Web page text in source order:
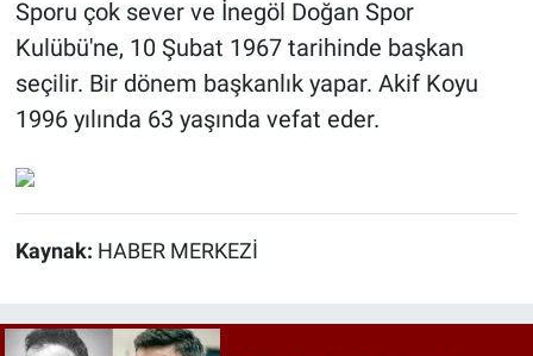
Sporu çok sever ve İnegöl Doğan Spor
Kulübü'ne, 10 Şubat 1967 tarihinde başkan
seçilir. Bir dönem başkanlık yapar. Akif Koyu
1996 yılında 63 yaşında vefat eder.
Kaynak: HABER MERKEZİ